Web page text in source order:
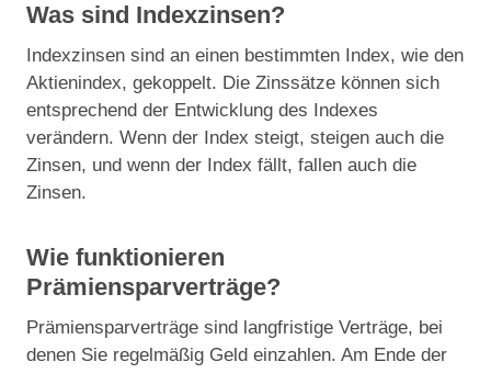
Was sind Indexzinsen?
Indexzinsen sind an einen bestimmten Index, wie den
Aktienindex, gekoppelt. Die Zinssätze können sich
entsprechend der Entwicklung des Indexes
verändern. Wenn der Index steigt, steigen auch die
Zinsen, und wenn der Index fällt, fallen auch die
Zinsen.
Wie funktionieren
Prämiensparverträge?
Prämiensparverträge sind langfristige Verträge, bei
denen Sie regelmäßig Geld einzahlen. Am Ende der